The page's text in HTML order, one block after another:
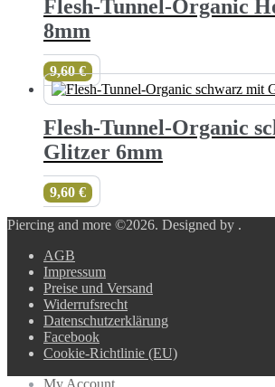
Flesh-Tunnel-Organic
8mm
9,60€
Flesh-Tunnel-Organic
Glitzer 6mm
9,60 €
Piercing and more ©2026. Designed by .
AGB
Impressum
Preise und Versand
Widerrufsrecht
Datenschutzerklärung
Facebook
Cookie-Richtlinie (EU)
My Account